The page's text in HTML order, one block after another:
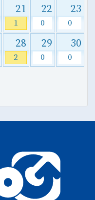
21
1
22
0
23
0
28
2
29
0
30
0